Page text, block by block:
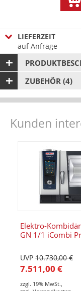
LIEFERZEIT
auf Anfrage
ZUBEHÖR (4)
Kunden
Elektro-
GN 1/1 iCombi
UVP 10.730,00 €
7.511,00 €
zzgl. 19% MwSt.